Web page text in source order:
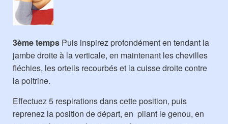
3ème temps Puis inspirez profondément en tendant la
jambe droite à la verticale, en maintenant les chevilles
fléchies, les orteils recourbés et la cuisse droite contre
la poitrine.
Effectuez 5 respirations dans cette position, puis
reprenez la position de départ, en pliant le genou, en